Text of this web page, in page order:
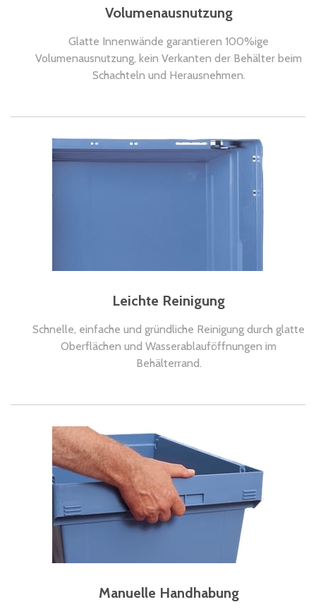
Volumenausnutzung
Glatte Innenwände garantieren 100%ige
Volumenausnutzung, kein Verkanten der Behälter beim
Schachteln und Herausnehmen.
Leichte Reinigung
Schnelle, einfache und gründliche Reinigung durch glatte
Oberflächen und Wasserablauföffnungen im
Behälterrand.
Manuelle Handhabung